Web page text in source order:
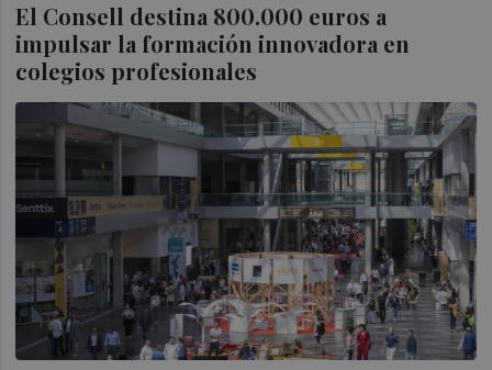
El Consell destina 800.000 euros a
impulsar la formación innovadora en
colegios profesionales